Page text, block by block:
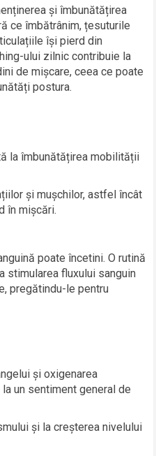
și îmbunătățirea
ce îmbătrânim, țesuturile
își pierd din
ului zilnic contribuie la
de mișcare, ceea ce poate
postura.
la îmbunătățirea mobilității
și mușchilor, astfel încât
în mișcări.
poate încetini. O rutină
stimularea fluxului sanguin
pregătindu-le pentru
și oxigenarea
un sentiment general de
și la creșterea nivelului